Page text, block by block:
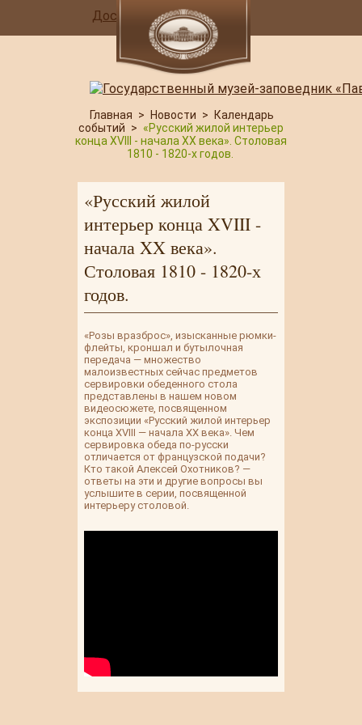
Доступная среда
Главная > Новости >
Календарь
событий > «Русский жилой интерьер
конца XVIII - начала XX века». Столовая
1810 - 1820-х годов.
«Русский жилой
интерьер конца XVIII -
начала XX века».
Столовая 1810 - 1820-х
годов.
«Розы вразброс», изысканные рюмки-
флейты, кроншал и бутылочная
передача — множество
малоизвестных сейчас предметов
сервировки обеденного стола
представлены в нашем новом
видеосюжете, посвященном
экспозиции «Русский жилой интерьер
конца XVIII — начала XX века». Чем
сервировка обеда по-русски
отличается от французской подачи?
Кто такой Алексей Охотников? —
ответы на эти и другие вопросы вы
услышите в серии, посвященной
интерьеру столовой.